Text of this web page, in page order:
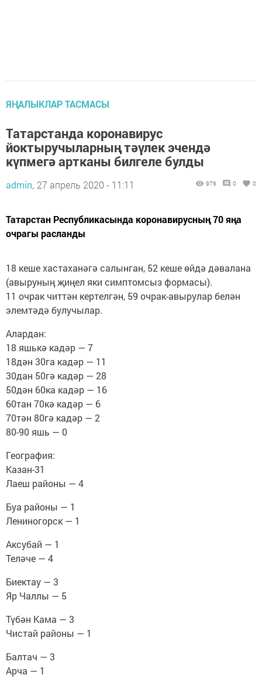
ЯҢАЛЫКЛАР ТАСМАСЫ
Татарстанда коронавирус
йоктыручыларның тәүлек эчендә
күпмегә артканы билгеле булды
admin, 27 апрель 2020 - 11:11 976 0 0
Татарстан Республикасында коронавирусның 70 яңа
очрагы расланды
18 кеше хастаханәгә салынган, 52 кеше өйдә дәвалана
(авыруның җиңел яки симптомсыз формасы).
11 очрак читтән кертелгән, 59 очрак-авырулар белән
элемтәдә булучылар.
Алардан:
18 яшькә кадәр — 7
18дән 30га кадәр — 11
30дан 50гә кадәр — 28
50дән 60ка кадәр — 16
60тан 70кә кадәр — 6
70тән 80гә кадәр — 2
80-90 яшь — 0
География:
Казан-31
Лаеш районы — 4
Буа районы — 1
Лениногорск — 1
Аксубай — 1
Теләче — 4
Биектау — 3
Яр Чаллы — 5
Түбән Кама — 3
Чистай районы — 1
Балтач — 3
Арча — 1